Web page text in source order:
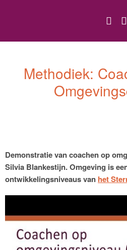
Methodiek:
Demonstratie van coachen op
Silvia Blankestijn. Omgeving is
ontwikkelingsniveaus van het